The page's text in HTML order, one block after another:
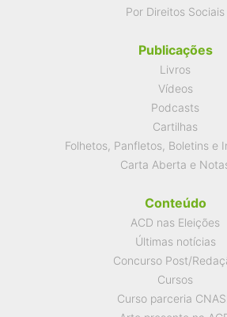
Por Direitos Sociais
Publicações
Livros
Vídeos
Podcasts
Cartilhas
Folhetos, Panfletos, Boletins e
Carta Aberta e
Conteúdo
ACD nas Eleições
Últimas notícias
Concurso Post/
Cursos
Curso parceria